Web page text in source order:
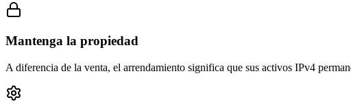
Mantenga la propiedad
A diferencia de la venta, el arrendamiento significa que sus activos IPv4